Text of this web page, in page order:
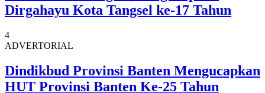
Dirgahayu Kota Tangsel ke-17 Tahun
4
ADVERTORIAL
Dindikbud Provinsi Banten Mengucapkan
HUT Provinsi Banten Ke-25 Tahun